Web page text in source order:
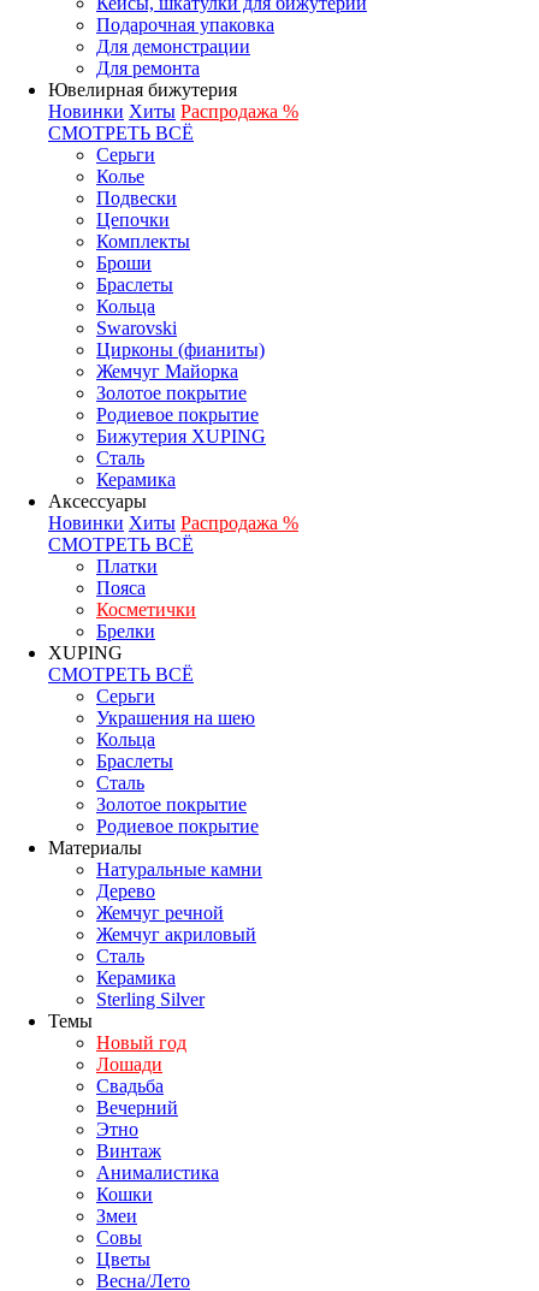
Подарочная упаковка
Для демонстрации
Для ремонта
Ювелирная бижутерия
Новинки Хиты Распродажа %
СМОТРЕТЬ ВСЁ
Серьги
Колье
Подвески
Цепочки
Комплекты
Броши
Браслеты
Кольца
Swarovski
Цирконы (фианиты)
Жемчуг Майорка
Золотое покрытие
Родиевое покрытие
Бижутерия XUPING
Сталь
Керамика
Аксессуары
Новинки Хиты Распродажа %
СМОТРЕТЬ ВСЁ
Платки
Пояса
Косметички
Брелки
XUPING
СМОТРЕТЬ ВСЁ
Серьги
Украшения на шею
Кольца
Браслеты
Сталь
Золотое покрытие
Родиевое покрытие
Материалы
Натуральные камни
Дерево
Жемчуг речной
Жемчуг акриловый
Сталь
Керамика
Sterling Silver
Темы
Новый год
Лошади
Свадьба
Вечерний
Этно
Винтаж
Анималистика
Кошки
Змеи
Совы
Цветы
Весна/Лето